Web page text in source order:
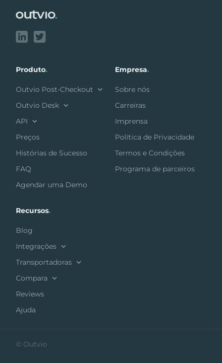
Produto.
Outvio Post-Checkout
Outvio Desk
API
Preços
Histórias de Sucesso
FAQ
Agendar uma Demo
Empresa.
Sobre nós
Carreiras
Imprensa
Política de Privacidade
Termos e Condições
Programa de parceiros
Recursos.
Blog
Integrações
Transportadoras
Compara
Reviews
Ajuda
© Outvio